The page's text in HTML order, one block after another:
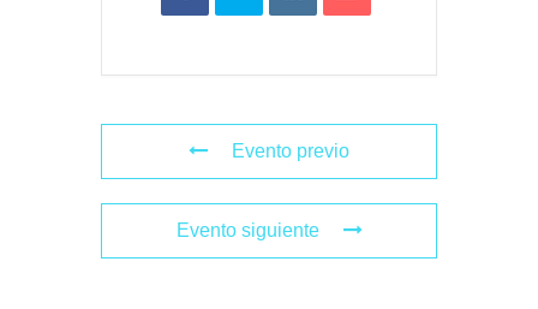
Evento previo
Evento siguiente